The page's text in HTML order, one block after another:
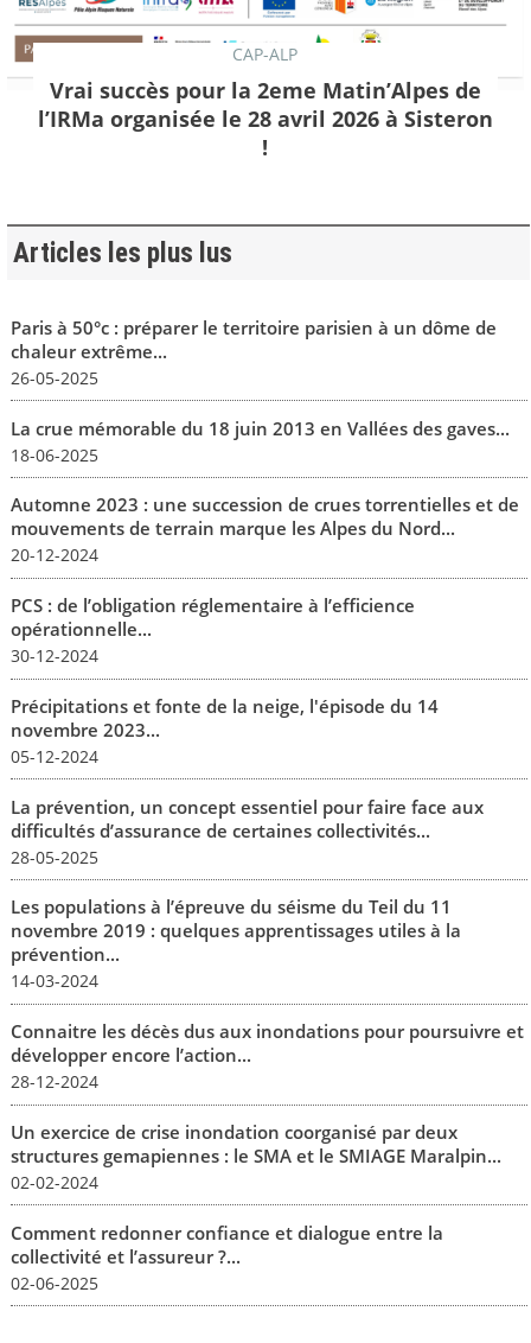
CAP-ALP
Vrai succès pour la 2eme Matin’Alpes de
l’IRMa organisée le 28 avril 2026 à Sisteron
!
Articles les plus lus
Paris à 50°c : préparer le territoire parisien à un dôme de
chaleur extrême...
26-05-2025
La crue mémorable du 18 juin 2013 en Vallées des gaves...
18-06-2025
Automne 2023 : une succession de crues torrentielles et de
mouvements de terrain marque les Alpes du Nord...
20-12-2024
PCS : de l’obligation réglementaire à l’efficience
opérationnelle...
30-12-2024
Précipitations et fonte de la neige, l'épisode du 14
novembre 2023...
05-12-2024
La prévention, un concept essentiel pour faire face aux
difficultés d’assurance de certaines collectivités...
28-05-2025
Les populations à l’épreuve du séisme du Teil du 11
novembre 2019 : quelques apprentissages utiles à la
prévention...
14-03-2024
Connaitre les décès dus aux inondations pour poursuivre et
développer encore l’action...
28-12-2024
Un exercice de crise inondation coorganisé par deux
structures gemapiennes : le SMA et le SMIAGE Maralpin...
02-02-2024
Comment redonner confiance et dialogue entre la
collectivité et l’assureur ?...
02-06-2025